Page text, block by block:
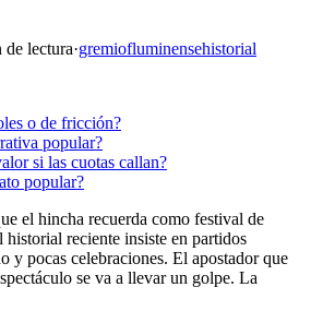
de lectura·gremiofluminensehistorial
o de fricción?
popular?
si las cuotas callan?
popular?
el hincha recuerda como festival de
historial reciente insiste en partidos
y pocas celebraciones. El apostador que
se va a llevar un golpe. La